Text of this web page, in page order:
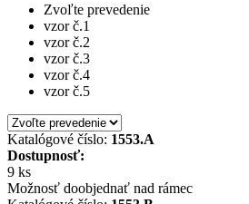
Zvoľte prevedenie
vzor č.1
vzor č.2
vzor č.3
vzor č.4
vzor č.5
Katalógové číslo: 1553.A
Dostupnosť:
9 ks
Možnosť doobjednať nad rámec